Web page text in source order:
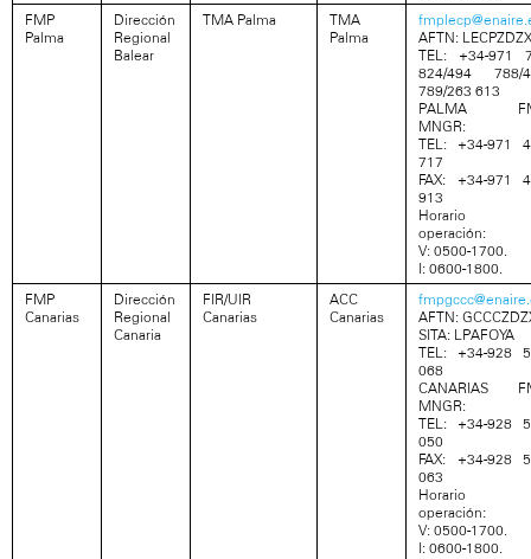
FMP
Palma
Dirección
Regional
Balear
TMA Palma
TMA
Palma
AFTN: LECPZDZX
TEL: +34-971
824/494 788/
789/263 613
PALMA
MNGR:
TEL: +34-971
717
FAX: +34-971
913
Horario
operación:
V: 0500-1700.
I: 0600-1800.
FMP
Canarias
Dirección
Regional
Canaria
FIR/UIR
Canarias
ACC
Canarias
AFTN:
SITA: LPAFOYA
TEL: +34-928
068
CANARIAS
MNGR:
TEL: +34-928
050
FAX: +34-928
063
Horario
operación:
V: 0500-1700.
I: 0600-1800.